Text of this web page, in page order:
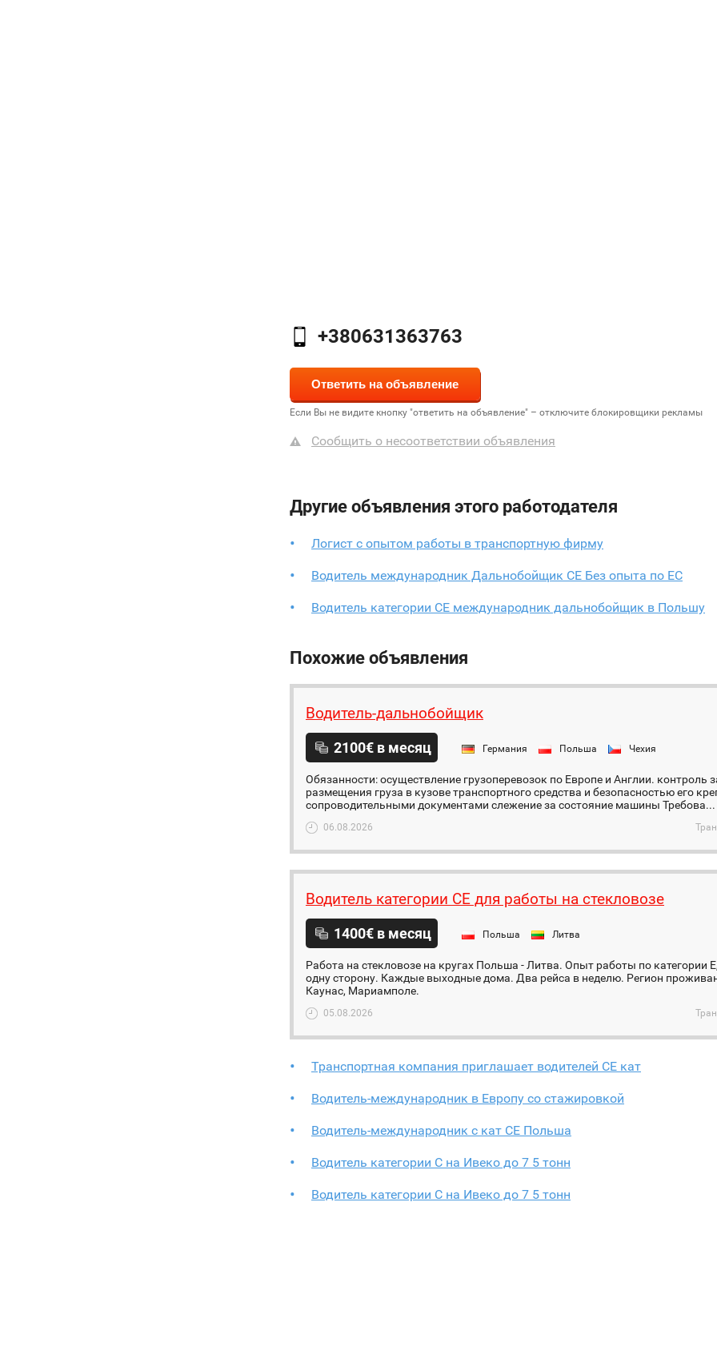
+380631363763
Если Вы не видите кнопку "ответить на объявление" – отключите блокировщики рекламы
Сообщить о несоответствии объявления
Другие объявления этого работодателя
Логист с опытом работы в транспортную фирму
Водитель международник Дальнобойщик СЕ Без опыта по ЕС
Водитель категории СЕ международник дальнобойщик в Польшу
Похожие объявления
Водитель-дальнобойщик
2100€ в месяц Германия Польша Чехия
Обязанности: осуществление грузоперевозок по Европе и Англии. контроль
размещения груза в кузове транспортного средства и безопасностью его
сопроводительными документами слежение за состояние машины Требова...
06.08.2026
Водитель категории СЕ для работы на стекловозе
1400€ в месяц Польша Литва
Работа на стекловозе на кругах Польша - Литва. Опыт работы по категории
одну сторону. Каждые выходные дома. Два рейса в неделю. Регион
Каунас, Мариамполе.
05.08.2026
Транспортная компания приглашает водителей СЕ кат
Водитель-международник в Европу со стажировкой
Водитель-международник с кат СЕ Польша
Водитель категории C на Ивеко до 7 5 тонн
Водитель категории C на Ивеко до 7 5 тонн